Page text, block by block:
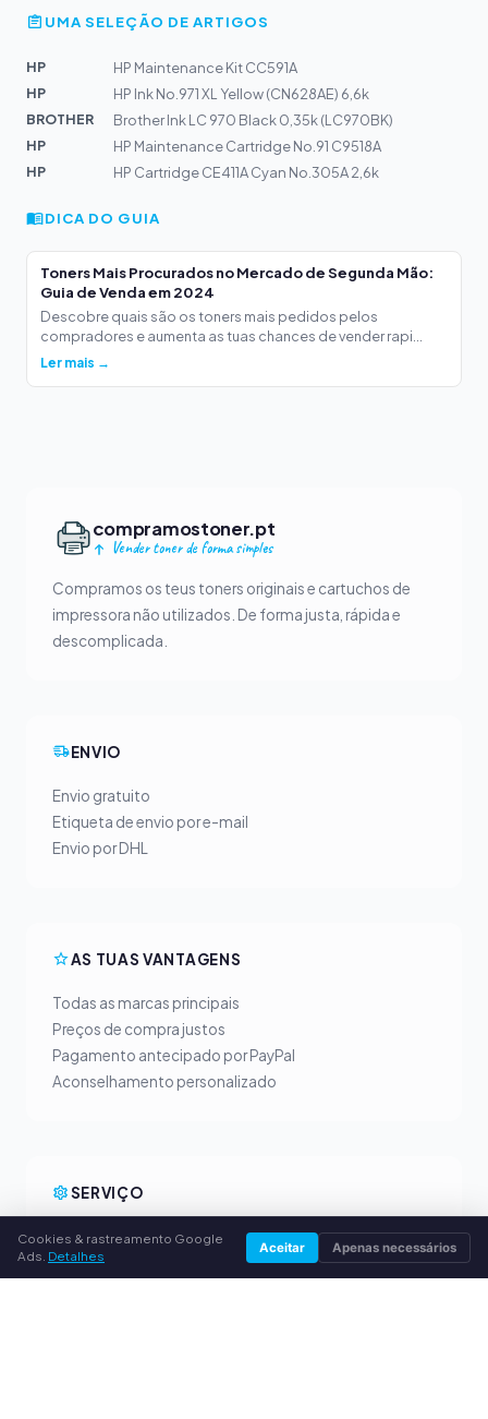
UMA SELEÇÃO DE ARTIGOS
HP
HP Maintenance Kit CC591A
HP
HP Ink No.971 XL Yellow (CN628AE) 6,6k
BROTHER
Brother Ink LC 970 Black 0,35k (LC970BK)
HP
HP Maintenance Cartridge No.91 C9518A
HP
HP Cartridge CE411A Cyan No.305A 2,6k
DICA DO GUIA
Toners Mais Procurados no Mercado de Segunda Mão:
Guia de Venda em 2024
Descobre quais são os toners mais pedidos pelos
compradores e aumenta as tuas chances de vender rapi...
Ler mais →
compramostoner.pt
Vender toner de forma simples
Compramos os teus toners originais e cartuchos de
impressora não utilizados. De forma justa, rápida e
descomplicada.
ENVIO
Envio gratuito
Etiqueta de envio por e-mail
Envio por DHL
AS TUAS VANTAGENS
Todas as marcas principais
Preços de compra justos
Pagamento antecipado por PayPal
Aconselhamento personalizado
SERVIÇO
Sobre nós
Política de privacidade
Cookies & rastreamento Google
Ads. Detalhes Aceitar Apenas necessários